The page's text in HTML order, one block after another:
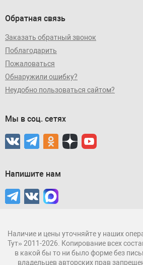
Обратная связь
Заказать обратный звонок
Поблагодарить
Пожаловаться
Обнаружили ошибку?
Неудобно пользоваться сайтом?
Мы в соц. сетях
Напишите нам
Наличие и цены уточняйте у наших
Тут» 2011-2026. Копирование всех
в какой бы то ни было форме без
владельцев авторских прав